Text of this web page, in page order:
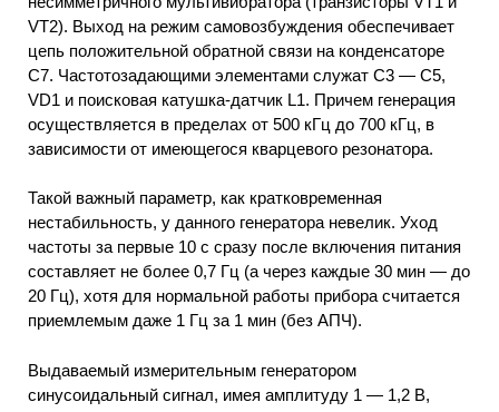
VT2). Выход на режим самовозбуждения обеспечивает
цепь положительной обратной связи на конденсаторе
С7. Частотозадающими элементами служат С3 — С5,
VD1 и поисковая катушка-датчик L1. Причем генерация
осуществляется в пределах от 500 кГц до 700 кГц, в
зависимости от имеющегося кварцевого резонатора.
Такой важный параметр, как кратковременная
нестабильность, у данного генератора невелик. Уход
частоты за первые 10 с сразу после включения питания
составляет не более 0,7 Гц (а через каждые 30 мин — до
20 Гц), хотя для нормальной работы прибора считается
приемлемым даже 1 Гц за 1 мин (без АПЧ).
Выдаваемый измерительным генератором
синусоидальный сигнал, имея амплитуду 1 — 1,2 В,